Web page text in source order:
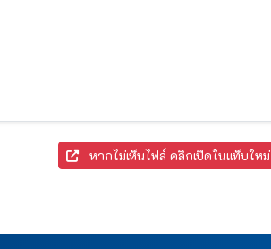
หากไม่เห็นไฟล์ คลิกเปิดในแท็บใหม่